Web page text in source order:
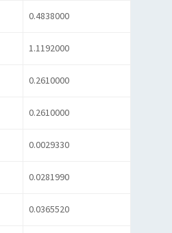
0.4838000
1.1192000
0.2610000
0.2610000
0.0029330
0.0281990
0.0365520